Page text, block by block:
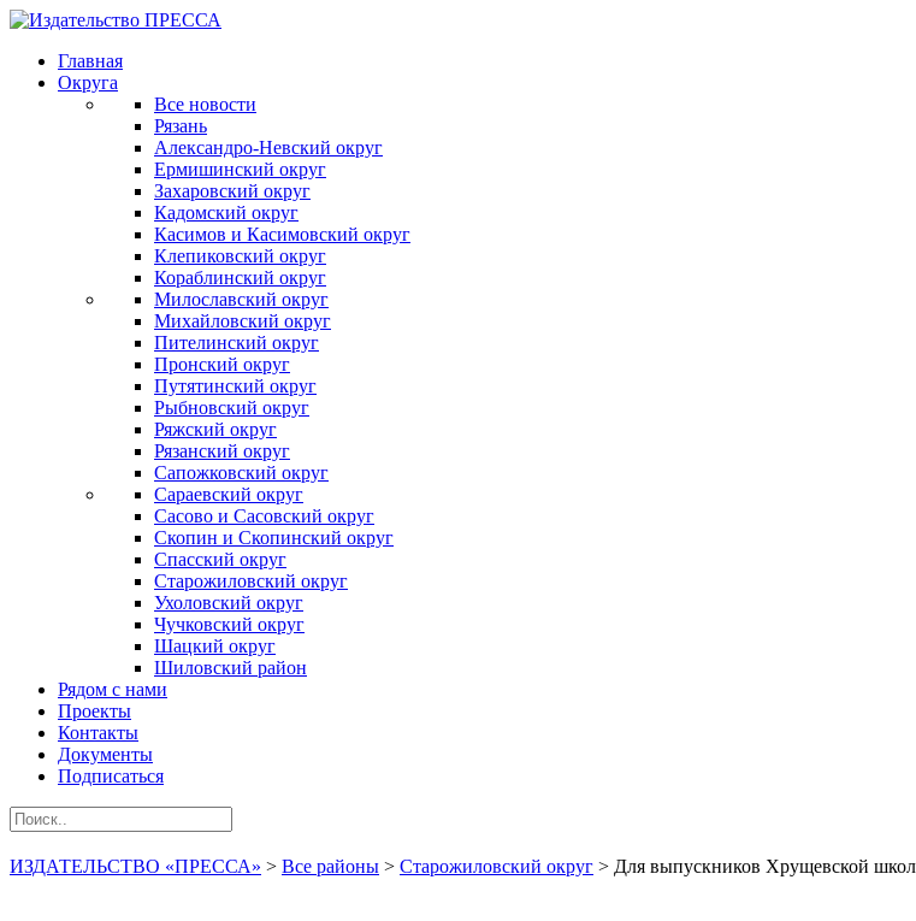
Главная
Округа
Все новости
Рязань
Александро-Невский округ
Ермишинский округ
Захаровский округ
Кадомский округ
Касимов и Касимовский округ
Клепиковский округ
Кораблинский округ
Милославский округ
Михайловский округ
Пителинский округ
Пронский округ
Путятинский округ
Рыбновский округ
Ряжский округ
Рязанский округ
Сапожковский округ
Сараевский округ
Сасово и Сасовский округ
Скопин и Скопинский округ
Спасский округ
Старожиловский округ
Ухоловский округ
Чучковский округ
Шацкий округ
Шиловский район
Рядом с нами
Проекты
Контакты
Документы
Подписаться
ИЗДАТЕЛЬСТВО «ПРЕССА» > Все районы > Старожиловский округ > Для выпускников Хрущевской